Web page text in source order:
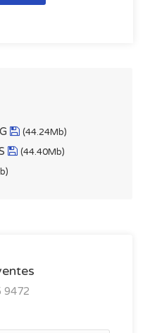
(44.24Mb)
(44.40Mb)
9472